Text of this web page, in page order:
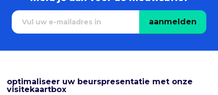
aanmelden
optimaliseer uw beurspresentatie met onze
visitekaartbox